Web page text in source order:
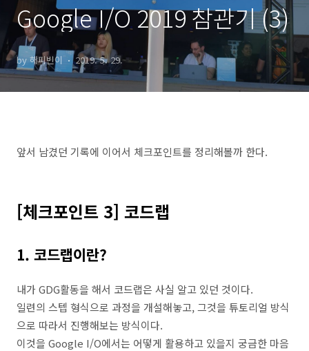
Google I/O 2019 참관기 (3)
by 해피빈이 2019. 5. 29.
앞서 남겼던 기록에 이어서 체크포인트를 정리해볼까 한다.
[체크포인트 3] 코드랩
1. 코드랩이란?
내가 GDG활동을 해서 코드랩은 사실 알고 있던 것이다.
일련의 스텝 형식으로 과정을 개설해놓고, 그것을 튜토리얼 방식
으로 따라서 진행해보는 방식이다.
이것을 Google I/O에서는 어떻게 활용하고 있을지 궁금한 마음